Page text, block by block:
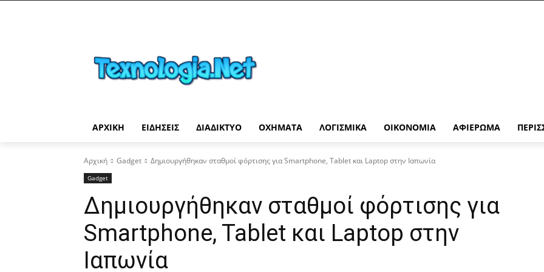
ΑΡΧΙΚΉ ΕΙΔΉΣΕΙΣ ΔΙΑΔΊΚΤΥΟ ΟΧΉΜΑΤΑ ΛΟΓΙΣΜΙΚΆ ΟΙΚΟΝΟΜΊΑ ΑΦΙΈΡΩΜΑ
Αρχική Gadget Δημιουργήθηκαν σταθμοί φόρτισης για Smartphone, Tablet και Laptop στην Ιαπωνία
Gadget
Δημιουργήθηκαν σταθμοί φόρτισης για
Smartphone, Tablet και Laptop στην
Ιαπωνία